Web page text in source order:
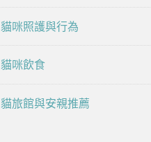
貓咪照護與行為
貓咪飲食
貓旅館與安親推薦